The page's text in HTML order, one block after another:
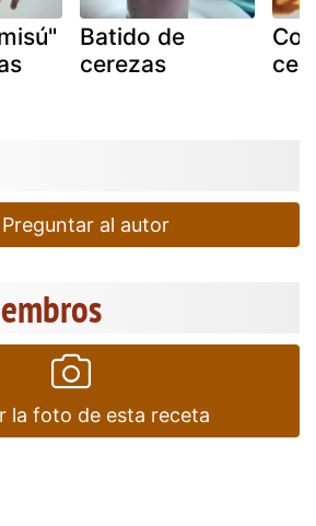
Batido de
cerezas
Preguntar al autor
la foto de esta receta